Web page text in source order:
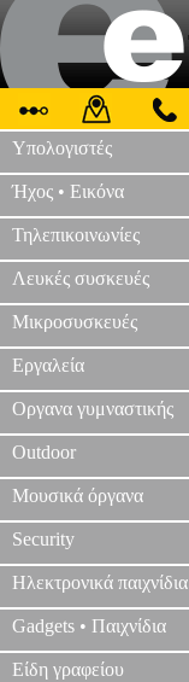
Υπολογιστές
Ήχος • Εικόνα
Τηλεπικοινωνίες
Λευκές συσκευές
Μικροσυσκευές
Εργαλεία
Οργανα γυμναστικής
Outdoor
Μουσικά όργανα
Security
Ηλεκτρονικά παιχνίδια
Gadgets • Παιχνίδια
Είδη γραφείου